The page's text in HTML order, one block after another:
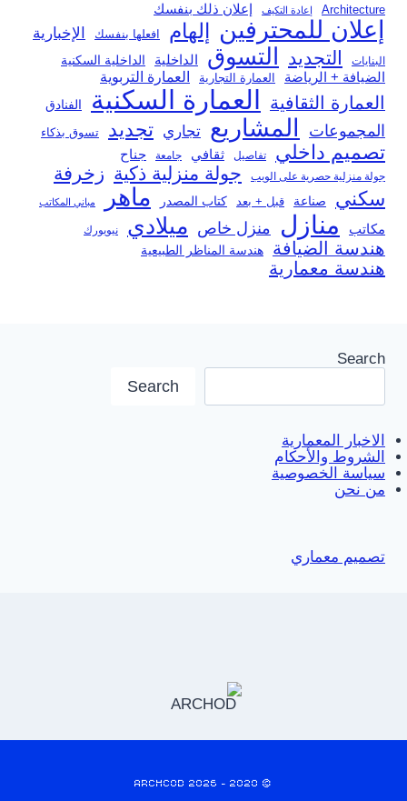
Architecture إعادة التكيف إعلان ذلك بنفسك
إعلان للمحترفين إلهام افعلها بنفسك الإخبارية
البنايات التجديد التسوق الداخلية الداخلية السكنية
الضيافة + الرياضة العمارة التجارية العمارة التربوية
العمارة الثقافية العمارة السكنية الفنادق
المجموعات المشاريع تجاري تجديد تسوق بذكاء
تصميم داخلي تفاصيل ثقافي جامعة جناح
جولة منزلية حصرية على الويب جولة منزلية ذكية زخرفة
سكني صناعة قبل + بعد كتاب المصدر ماهر مباني المكاتب
مكاتب منازل منزل خاص ميلادي نيويورك
هندسة الضيافة هندسة المناظر الطبيعية
هندسة معمارية
Search
Search
الاخبار المعمارية
الشروط والأحكام
سياسة الخصوصية
من نحن
تصميم معماري
© 2020 - 2026 ARCHCOD